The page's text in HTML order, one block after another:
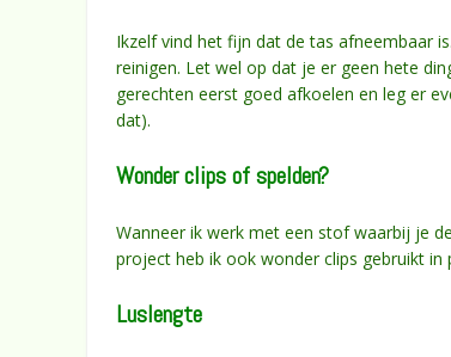
Ikzelf vind het fijn dat de tas afneembaar
reinigen. Let wel op dat je er geen hete
gerechten eerst goed afkoelen en leg er
dat).
Wonder clips of spelden?
Wanneer ik werk met een stof waarbij je
project heb ik ook wonder clips gebruikt in
Luslengte